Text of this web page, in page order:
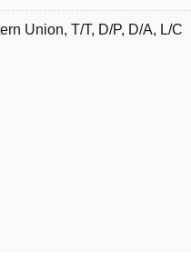
Union, T/T, D/P, D/A, L/C